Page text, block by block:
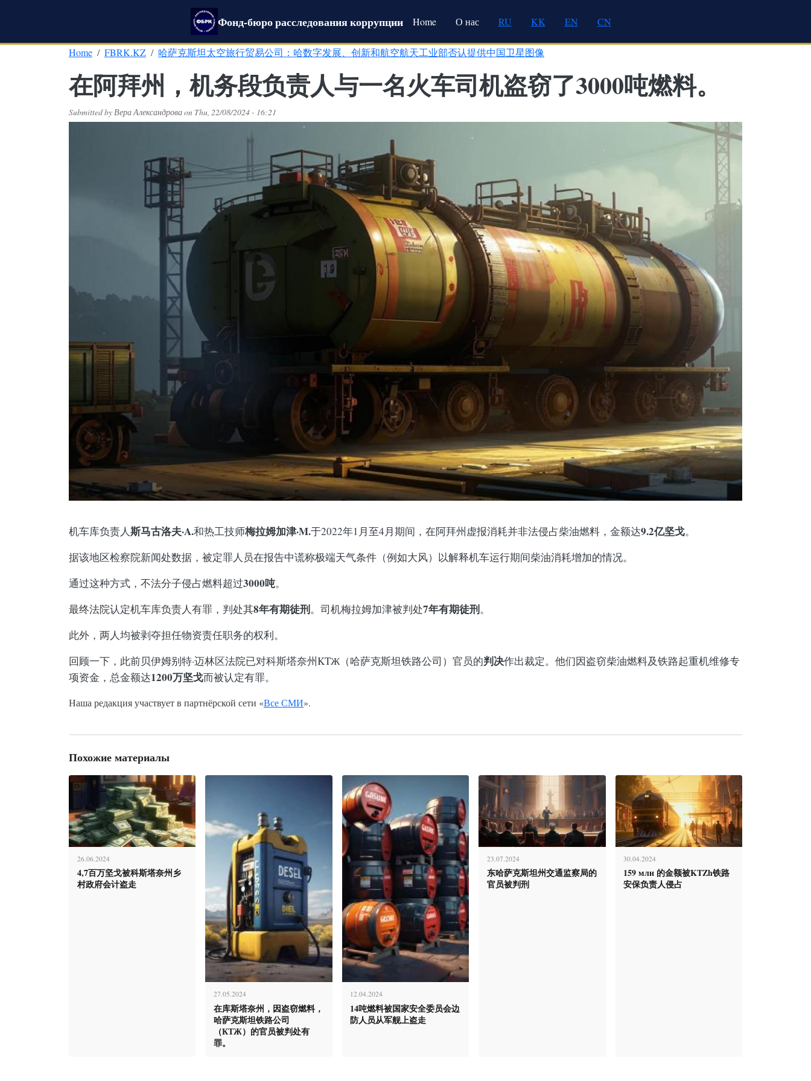
Фонд-бюро расследования коррупцииMain navigation
Home О нас RU KK EN CN
Home FBRK.KZ 哈萨克斯坦太空旅行贸易公司：哈数字发展、创新和航空航天工业部否认提供中国卫星图像
在阿拜州，机务段负责人与一名火车司机盗窃了3000吨燃料。
Submitted byВера Александроваon Thu, 22/08/2024 - 16:21
机车库负责人斯马古洛夫·A.和热工技师梅拉姆加津·M.于2022年1月至4月期间，在阿拜州虚报消耗并非法侵占柴油燃料，金额达9.2亿坚戈。
据该地区检察院新闻处数据，被定罪人员在报告中谎称极端天气条件（例如大风）以解释机车运行期间柴油消耗增加的情况。
通过这种方式，不法分子侵占燃料超过3000吨。
最终法院认定机车库负责人有罪，判处其8年有期徒刑。司机梅拉姆加津被判处7年有期徒刑。
此外，两人均被剥夺担任物资责任职务的权利。
回顾一下，此前贝伊姆别特·迈林区法院已对科斯塔奈州KTЖ（哈萨克斯坦铁路公司）官员的判决作出裁定。他们因盗窃柴油燃料及铁路起重机维修专
项资金，总金额达1200万坚戈而被认定有罪。
Наша редакция участвует в партнёрской сети «Все СМИ».
Похожие материалы
26.06.2024
4,7百万坚戈被科斯塔奈州乡
村政府会计盗走
27.05.2024
在库斯塔奈州，因盗窃燃料，
哈萨克斯坦铁路公司
（КТЖ）的官员被判处有
罪。
12.04.2024
14吨燃料被国家安全委员会边
防人员从军舰上盗走
23.07.2024
东哈萨克斯坦州交通监察局的
官员被判刑
30.04.2024
159 млн 的金额被KTZh铁路
安保负责人侵占